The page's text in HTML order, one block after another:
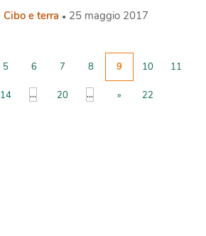
Cibo e terra 25 maggio 2017
5 6 7 8 9 10 11
14 ... 20 ... » 22